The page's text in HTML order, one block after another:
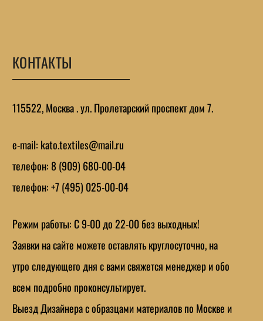
КОНТАКТЫ
115522, Москва . ул. Пролетарский проспект дом 7.
e-mail: kato.textiles@mail.ru
телефон: 8 (909) 680-00-04
телефон: +7 (495) 025-00-04
Режим работы: C 9-00 до 22-00 без выходных!
Заявки на сайте можете оставлять круглосуточно, на
утро следующего дня с вами свяжется менеджер и обо
всем подробно проконсультирует.
Выезд Дизайнера с образцами материалов по Москве и